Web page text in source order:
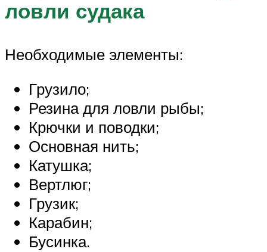
ловли судака
Необходимые элементы:
Грузило;
Резина для ловли рыбы;
Крючки и поводки;
Основная нить;
Катушка;
Вертлюг;
Грузик;
Карабин;
Бусинка.